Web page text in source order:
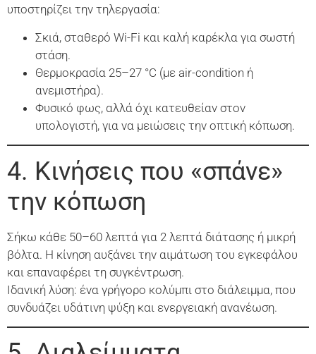
υποστηρίζει την τηλεργασία:
Σκιά, σταθερό Wi-Fi και καλή καρέκλα για σωστή
στάση.
Θερμοκρασία 25–27 °C (με air-condition ή
ανεμιστήρα).
Φυσικό φως, αλλά όχι κατευθείαν στον
υπολογιστή, για να μειώσεις την οπτική κόπωση.
4. Κινήσεις που «σπάνε»
την κόπωση
Σήκω κάθε 50–60 λεπτά για 2 λεπτά διάτασης ή μικρή
βόλτα. Η κίνηση αυξάνει την αιμάτωση του εγκεφάλου
και επαναφέρει τη συγκέντρωση.
Ιδανική λύση: ένα γρήγορο κολύμπι στο διάλειμμα, που
συνδυάζει υδάτινη ψύξη και ενεργειακή ανανέωση.